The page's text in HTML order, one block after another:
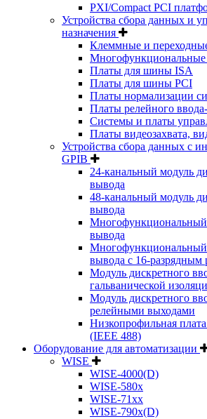
PXI/Compact PCI
Устройства сбора данных и
назначения
Клеммные и
Многофункциональные
Платы для шины ISA
Платы для шины PCI
Платы нормализации
Платы релейного
Системы и платы
Платы видеозахвата,
Устройства сбора данных с
GPIB
24-канальный модуль
вывода
48-канальный модуль
вывода
Многофункциональный
вывода
Многофункциональный
вывода c 16-разрядным
Модуль дискретного
гальванической
Модуль дискретного
релейными выходами
Низкопрофильная
(IEEE 488)
Оборудование для автоматизации
WISE
WISE-4000(D)
WISE-580x
WISE-71xx
WISE-790x(D)